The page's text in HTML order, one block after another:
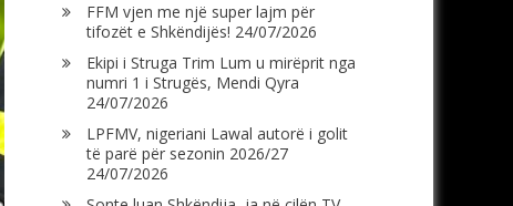
FFM vjen me një super lajm për
tifozët e Shkëndijës! 24/07/2026
Ekipi i Struga Trim Lum u mirëprit nga
numri 1 i Strugës, Mendi Qyra
24/07/2026
LPFMV, nigeriani Lawal autorë i golit
të parë për sezonin 2026/27
24/07/2026